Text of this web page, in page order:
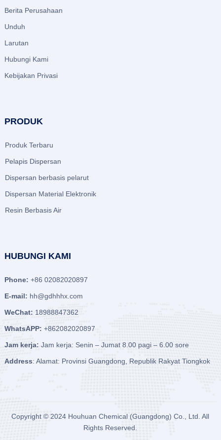
Berita Perusahaan
Unduh
Larutan
Hubungi Kami
Kebijakan Privasi
PRODUK
Produk Terbaru
Pelapis Dispersan
Dispersan berbasis pelarut
Dispersan Material Elektronik
Resin Berbasis Air
HUBUNGI KAMI
Phone: +86 02082020897
E-mail: hh@gdhhhx.com
WeChat: 18988847362
WhatsAPP: +862082020897
Jam kerja: Jam kerja: Senin – Jumat 8.00 pagi – 6.00 sore
Address: Alamat: Provinsi Guangdong, Republik Rakyat Tiongkok
Copyright © 2024 Houhuan Chemical (Guangdong) Co., Ltd. All
Rights Reserved.